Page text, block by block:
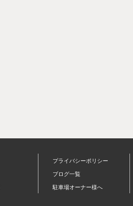
プライバシーポリシー
ブログ一覧
駐車場オーナー様へ